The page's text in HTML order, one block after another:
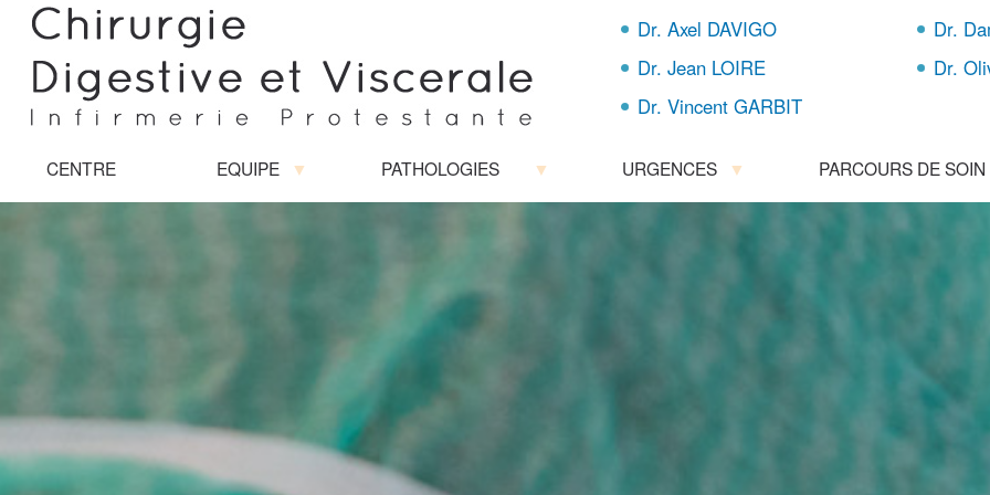
au
contenu
Dr. Axel DAVIGO
Dr.
Dr. Jean LOIRE
Dr.
Dr. Vincent GARBIT
CENTRE EQUIPE PATHOLOGIES URGENCES PARCOURS DE SOIN